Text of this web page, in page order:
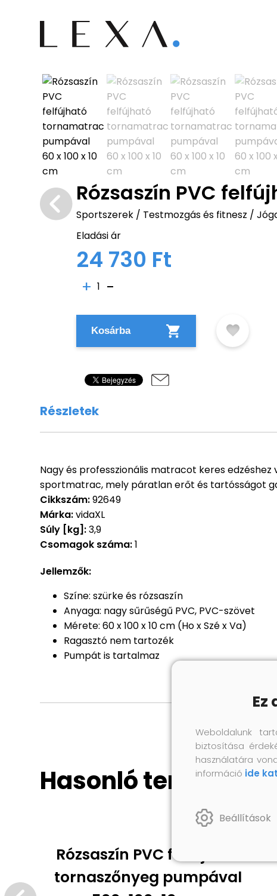
Rózsaszín PVC
Sportszerek/ Testmozgás és fitnesz /
Eladási ár
24 730 Ft
1
Kosárba
Részletek
Nagy és professzionális matracot keres
sportmatrac, mely páratlan erőt és tartósságot
Cikkszám:92649
Márka:vidaXL
Súly [kg]:3,9
Csomagok száma:1
Jellemzők:
Színe: szürke és rózsaszín
Anyaga: nagy sűrűségű PVC, PVC-szövet
Mérete: 60 x 100 x 10 cm (Ho x Szé x Va)
Ragasztó nem tartozék
Pumpát is tartalmaz
Hasonló termékek
Rózsaszín PVC felfújható
tornaszőnyeg pumpával
Weboldalunk
biztosítása
használatára
információ ide
Beállítások